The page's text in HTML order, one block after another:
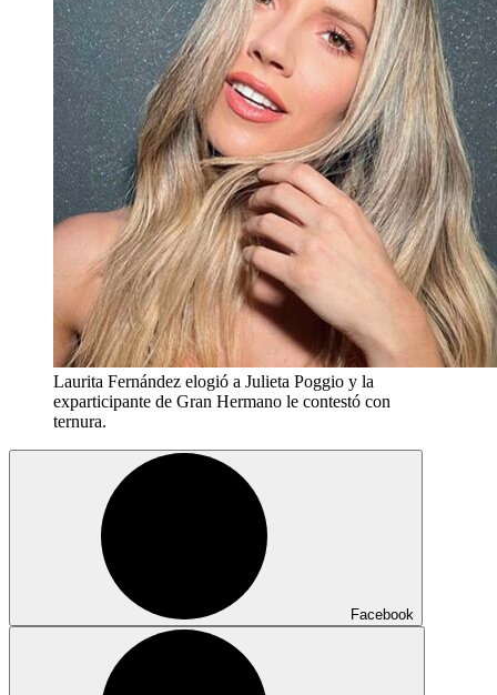
Laurita Fernández elogió a Julieta Poggio y la
exparticipante de Gran Hermano le contestó con
ternura.
Facebook